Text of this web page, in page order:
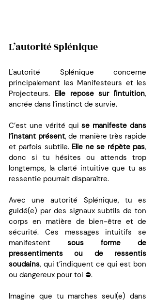
L’autorité Splénique
L'autorité Splénique concerne
principalement les Manifesteurs et les
Projecteurs. Elle repose sur l'intuition,
ancrée dans l’instinct de survie.
C’est une vérité qui se manifeste dans
l’instant présent, de manière très rapide
et parfois subtile. Elle ne se répète pas,
donc si tu hésites ou attends trop
longtemps, la clarté intuitive que tu as
ressentie pourrait disparaître.
Avec une autorité Splénique, tu es
guidé(e) par des signaux subtils de ton
corps en matière de bien-être et de
sécurité. Ces messages intuitifs se
manifestent sous forme de
pressentiments ou de ressentis
soudains, qui t’indiquent ce qui est bon
ou dangereux pour toi ⛔️.
Imagine que tu marches seul(e) dans